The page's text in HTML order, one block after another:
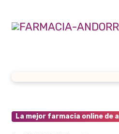
contenido
La mejor farmacia online de